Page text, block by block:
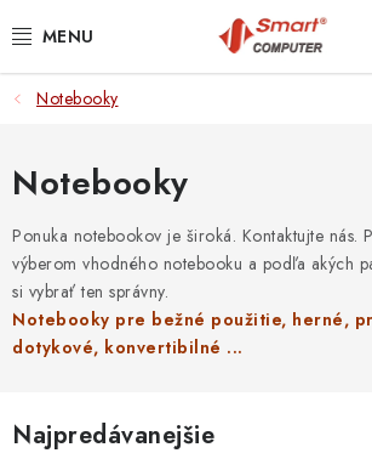
na
NOTEBOOKY
MOBILNÉ ZARIADENIA
PC A KOMPONENTY
PERIFÉRIE
TLAČIARNE
SIETE
Notebooky
Notebooky
Ponuka notebookov je široká. Kontaktujte nás.
výberom vhodného notebooku a podľa akých
si vybrať ten správny.
Notebooky pre bežné použitie, herné,
dotykové, konvertibilné ...
Najpredávanejšie